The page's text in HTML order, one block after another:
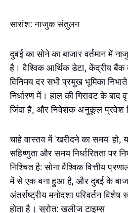
सारांश: नाजुक संतुलन
दुबई का सोने का बाजार वर्तमान में
है। वैश्विक आर्थिक डेटा, केंद्रीय
विनिमय दर सभी प्रमुख भूमिका
निर्धारण में। हाल की गिरावट के बाद
जिंदा है, और निवेशक अनुकूल प्रवेश
चाहे वास्तव में 'खरीदने का समय'
सहिष्णुता और समय निर्धारितता पर
निश्चित है: सोना वैश्विक वित्तीय
में से एक बना हुआ है, और दुबई के
अंतर्राष्ट्रीय मनोदशा परिवर्तन
होता है। स्रोत: खलीज टाइम्स